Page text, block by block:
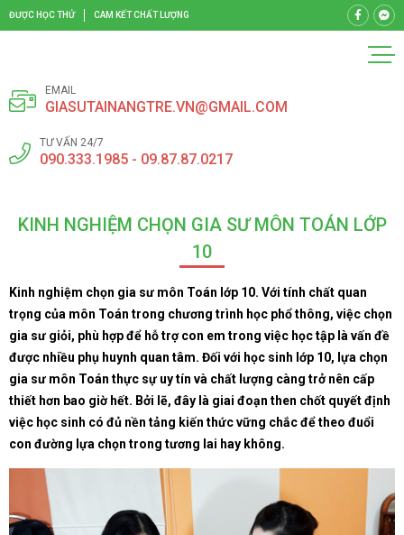
ĐƯỢC HỌC THỬ CAM KẾT CHẤT LƯỢNG
EMAIL
GIASUTAINANGTRE.VN@GMAIL.COM
TƯ VẤN 24/7
090.333.1985 - 09.87.87.0217
KINH NGHIỆM CHỌN GIA SƯ MÔN TOÁN LỚP
10
Kinh nghiệm chọn gia sư môn Toán lớp 10. Với tính chất quan
trọng của môn Toán trong chương trình học phổ thông, việc chọn
gia sư giỏi, phù hợp để hỗ trợ con em trong việc học tập là vấn đề
được nhiều phụ huynh quan tâm. Đối với học sinh lớp 10, lựa chọn
gia sư môn Toán thực sự uy tín và chất lượng càng trở nên cấp
thiết hơn bao giờ hết. Bởi lẽ, đây là giai đoạn then chốt quyết định
việc học sinh có đủ nền tảng kiến thức vững chắc để theo đuổi
con đường lựa chọn trong tương lai hay không.